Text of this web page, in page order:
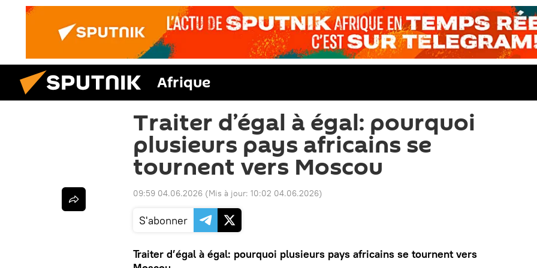
Afrique
Traiter d’égal à égal: pourquoi
plusieurs pays africains se
tournent vers Moscou
09:59 04.06.2026 (Mis à jour: 10:02 04.06.2026)
S'abonner
Traiter d’égal à égal: pourquoi plusieurs pays africains se tournent vers